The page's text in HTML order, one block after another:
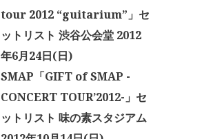
tour 2012 “guitarium”」セ
ットリスト 渋谷公会堂 2012
年6月24日(日)
SMAP「GIFT of SMAP -
CONCERT TOUR’2012-」セ
ットリスト 味の素スタジアム